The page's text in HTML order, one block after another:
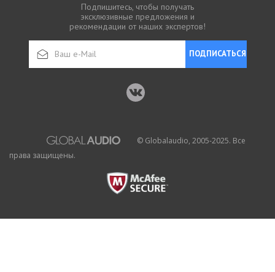
Подпишитесь, чтобы получать
эксклюзивные предложения и
рекомендации от наших экспертов!
ПОДПИСАТЬСЯ
© Globalaudio, 2005-2025. Все
права защищены.